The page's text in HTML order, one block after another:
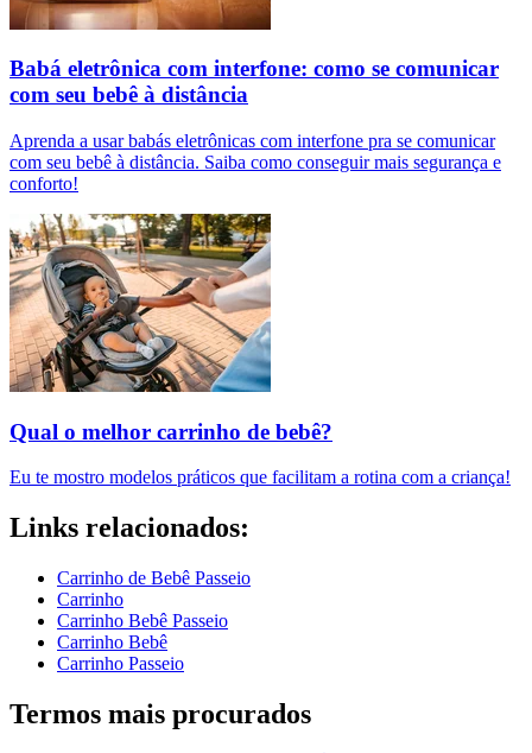
Babá eletrônica com interfone: como se comunicar
com seu bebê à distância
Aprenda a usar babás eletrônicas com interfone pra se comunicar
com seu bebê à distância. Saiba como conseguir mais segurança e
conforto!
Qual o melhor carrinho de bebê?
Eu te mostro modelos práticos que facilitam a rotina com a criança!
Links relacionados:
Carrinho de Bebê Passeio
Carrinho
Carrinho Bebê Passeio
Carrinho Bebê
Carrinho Passeio
Termos mais procurados